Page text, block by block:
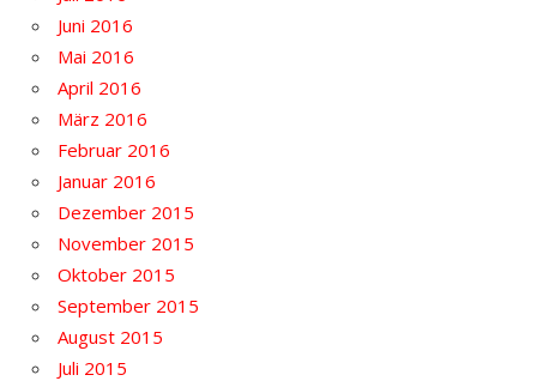
Juni 2016
Mai 2016
April 2016
März 2016
Februar 2016
Januar 2016
Dezember 2015
November 2015
Oktober 2015
September 2015
August 2015
Juli 2015